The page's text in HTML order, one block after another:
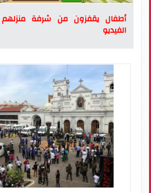
أطفال يقفزون من شرفة منزلهم
الفيديو